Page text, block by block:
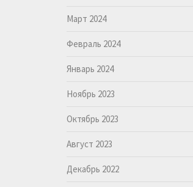
Март 2024
Февраль 2024
Январь 2024
Ноябрь 2023
Октябрь 2023
Август 2023
Декабрь 2022